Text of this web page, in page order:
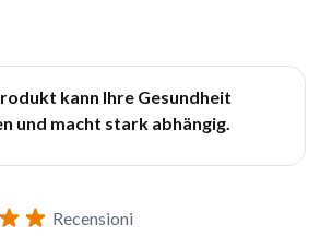
kann Ihre Gesundheit
und macht stark abhängig.
Recensioni